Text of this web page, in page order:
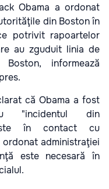
Obama a ordonat
din Boston în
potrivit rapoartelor
au zguduit linia de
informează
că Obama a fost
"incidentul din
în contact cu
administraţiei
este necesară în